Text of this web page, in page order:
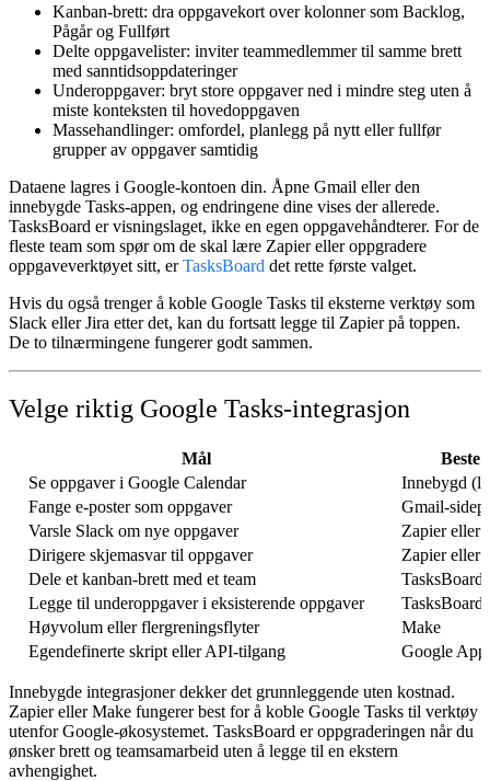
Kanban-brett: dra oppgavekort over kolonner som Backlog,
Pågår og Fullført
Delte oppgavelister: inviter teammedlemmer til samme brett
med sanntidsoppdateringer
Underoppgaver: bryt store oppgaver ned i mindre steg uten å
miste konteksten til hovedoppgaven
Massehandlinger: omfordel, planlegg på nytt eller fullfør
grupper av oppgaver samtidig
Dataene lagres i Google-kontoen din. Åpne Gmail eller den
innebygde Tasks-appen, og endringene dine vises der allerede.
TasksBoard er visningslaget, ikke en egen oppgavehåndterer. For de
fleste team som spør om de skal lære Zapier eller oppgradere
oppgaveverktøyet sitt, erTasksBoard det rette første valget.
Hvis du også trenger å koble Google Tasks til eksterne verktøy som
Slack eller Jira etter det, kan du fortsatt legge til Zapier på toppen.
De to tilnærmingene fungerer godt sammen.
Velge riktig Google Tasks-integrasjon
Mål
Beste
Se oppgaver i Google Calendar
Innebygd
Fange e-poster som oppgaver
Gmail-
Varsle Slack om nye oppgaver
Zapier eller
Dirigere skjemasvar til oppgaver
Zapier eller
Dele et kanban-brett med et team
TasksBoard
Legge til underoppgaver i eksisterende oppgaver
TasksBoard
Høyvolum eller flergreningsflyter
Make
Egendefinerte skript eller API-tilgang
Google
Innebygde integrasjoner dekker det grunnleggende uten kostnad.
Zapier eller Make fungerer best for å koble Google Tasks til verktøy
utenfor Google-økosystemet. TasksBoard er oppgraderingen når du
ønsker brett og teamsamarbeid uten å legge til en ekstern
avhengighet.